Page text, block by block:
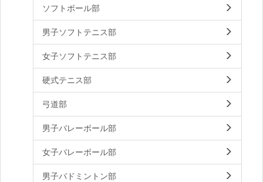
ソフトボール部
男子ソフトテニス部
女子ソフトテニス部
硬式テニス部
弓道部
男子バレーボール部
女子バレーボール部
男子バドミントン部